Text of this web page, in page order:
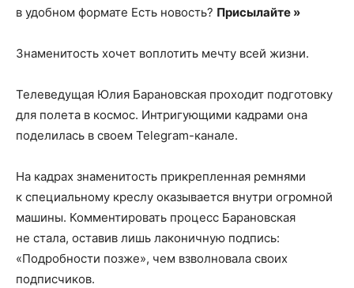
в удобном формате Есть новость? Присылайте »
Знаменитость хочет воплотить мечту всей жизни.
Телеведущая Юлия Барановская проходит подготовку
для полета в космос. Интригующими кадрами она
поделилась в своем Telegram-канале.
На кадрах знаменитость прикрепленная ремнями
к специальному креслу оказывается внутри огромной
машины. Комментировать процесс Барановская
не стала, оставив лишь лаконичную подпись:
«Подробности позже», чем взволновала своих
подписчиков.